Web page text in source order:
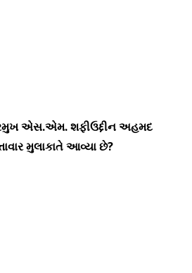
એસ.એમ. શફીઉદ્દીન અહમદ
મુલાકાતે આવ્યા છે?